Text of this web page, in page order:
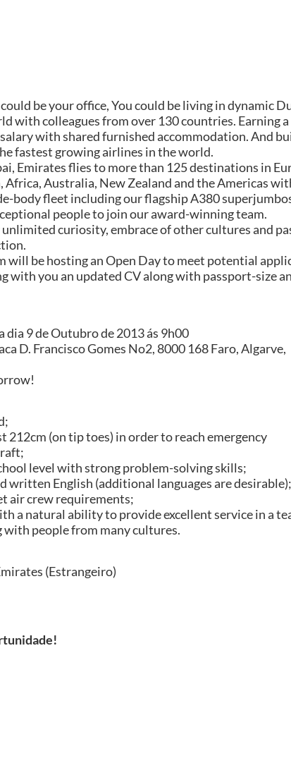
be your office, You could be living in dynamic
with colleagues from over 130 countries. Earning a
with shared furnished accommodation. And
fastest growing airlines in the world.
Emirates flies to more than 125 destinations in
Africa, Australia, New Zealand and the Americas
body fleet including our flagship A380
people to join our award-winning team.
unlimited curiosity, embrace of other cultures and
will be hosting an Open Day to meet potential
with you an updated CV along with passport-size
9 de Outubro de 2013 ás 9h00
D. Francisco Gomes No2, 8000 168 Faro, Algarve,
212cm (on tip toes) in order to reach emergency
level with strong problem-solving skills;
written English (additional languages are desirable);
air crew requirements;
a natural ability to provide excellent service in a
people from many cultures.
(Estrangeiro)